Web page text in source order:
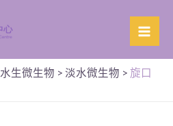
水生微生物 > 淡水微生物 > 旋口